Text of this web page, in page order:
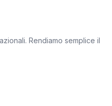
Rendiamo semplice il